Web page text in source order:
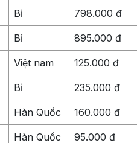
Bỉ 798.000 đ
Bỉ 895.000 đ
Việt nam 125.000 đ
Bỉ 235.000 đ
Hàn Quốc 160.000 đ
Hàn Quốc 95.000 đ